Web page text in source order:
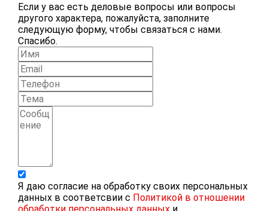
Если у вас есть деловые вопросы или вопросы
другого характера, пожалуйста, заполните
следующую форму, чтобы связаться с нами.
Спасибо.
Я даю согласие на обработку своих персональных
данных в соответсвии с Политикой в отношении